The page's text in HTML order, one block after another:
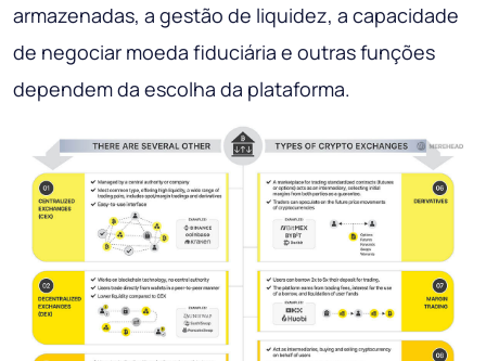
armazenadas, a gestão de liquidez, a capacidade
de negociar moeda fiduciária e outras funções
dependem da escolha da plataforma.